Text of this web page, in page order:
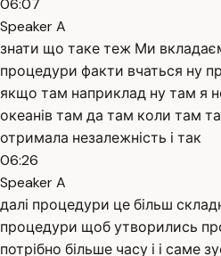
06:07
Speaker A
знати що таке теж Ми
процедури факти вчаться ну
якщо там наприклад ну там я
океанів там да там коли там
отримала незалежність і так
06:26
Speaker A
далі процедури це більш
процедури щоб утворились
потрібно більше часу і і саме